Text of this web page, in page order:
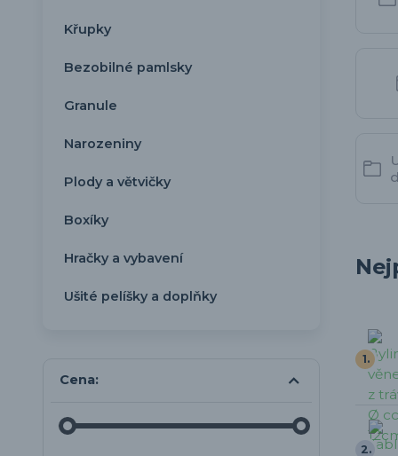
1.
2.
Křupky
Bezobilné pamlsky
Granule
Narozeniny
Plody a větvičky
Boxíky
Hračky a vybavení
Ušité pelíšky a doplňky
Cena: